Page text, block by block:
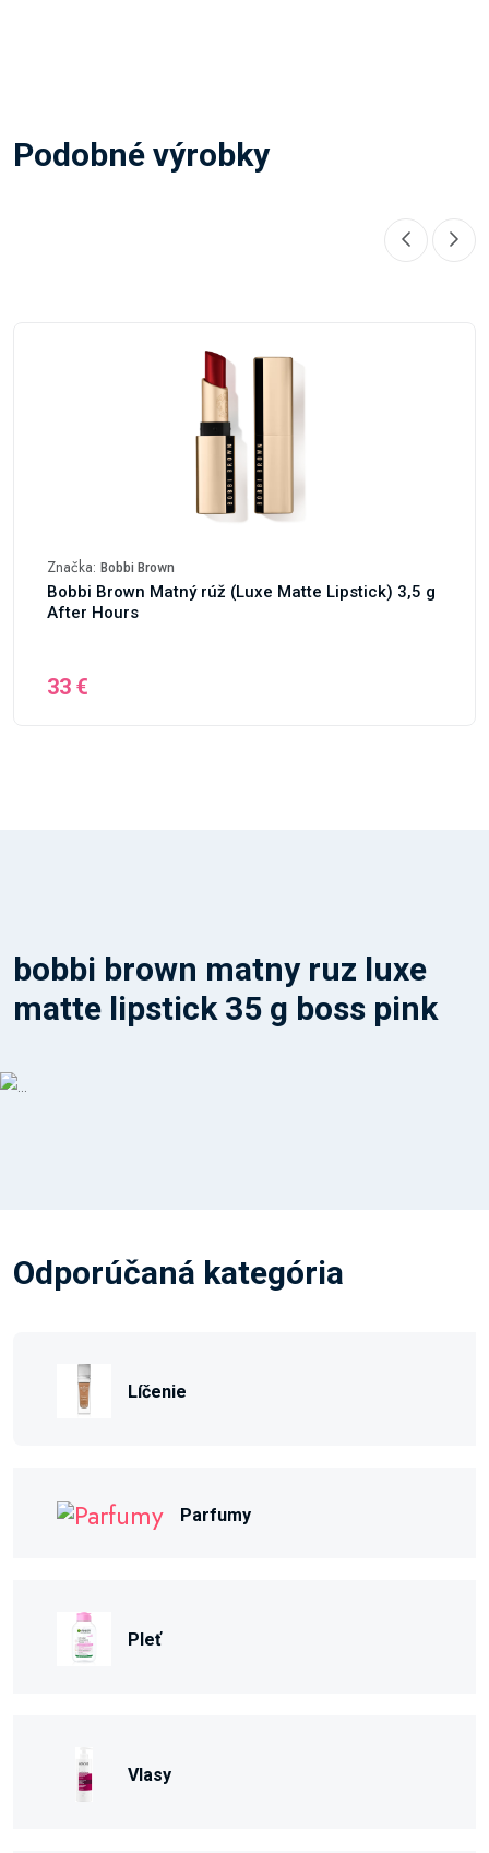
Podobné výrobky
Značka: Bobbi Brown
Bobbi Brown Matný rúž (Luxe Matte Lipstick) 3,5 g
After Hours
33 €
bobbi brown matny ruz luxe
matte lipstick 35 g boss pink
Odporúčaná kategória
Líčenie
Parfumy
Pleť
Vlasy